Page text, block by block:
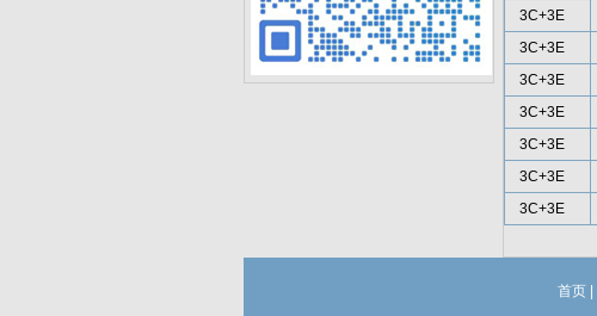
3C+3E
3C+3E
3C+3E
3C+3E
3C+3E
3C+3E
3C+3E
首页